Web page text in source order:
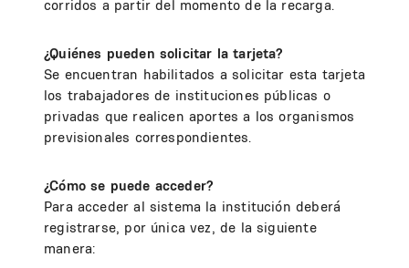
corridos a partir del momento de la recarga.
¿Quiénes pueden solicitar la tarjeta?
Se encuentran habilitados a solicitar esta tarjeta
los trabajadores de instituciones públicas o
privadas que realicen aportes a los organismos
previsionales correspondientes.
¿Cómo se puede acceder?
Para acceder al sistema la institución deberá
registrarse, por única vez, de la siguiente
manera: